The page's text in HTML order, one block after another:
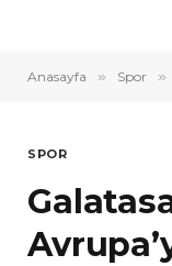
Anasayfa » Spor »
SPOR